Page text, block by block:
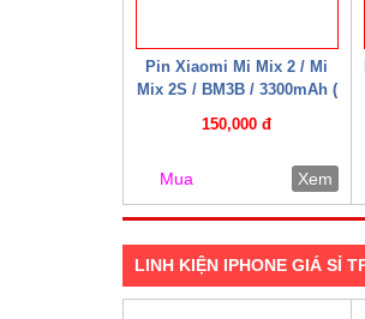
Pin Xiaomi Mi Mix 2 / Mi
Mix 2S / BM3B / 3300mAh (
150,000 đ
Mua Xem
LINH KIỆN IPHONE GIÁ SỈ